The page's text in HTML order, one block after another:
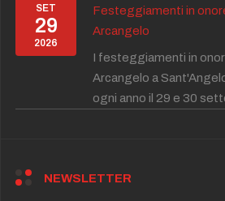
SET
29
2026
Festeggiamenti in
Arcangelo
I festeggiamenti in
Arcangelo a
ogni anno il 29 e 30
NEWSLETTER